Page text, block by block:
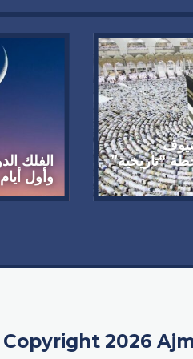
الفلك
وأول أيام
“تاريخية”
Copyright 2026